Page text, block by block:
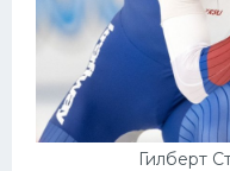
Гилберт